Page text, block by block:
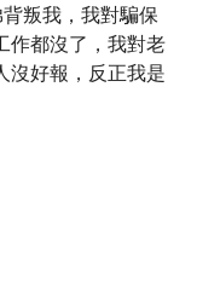
叛我，我對騙保
作都沒了，我對老
沒好報，反正我是